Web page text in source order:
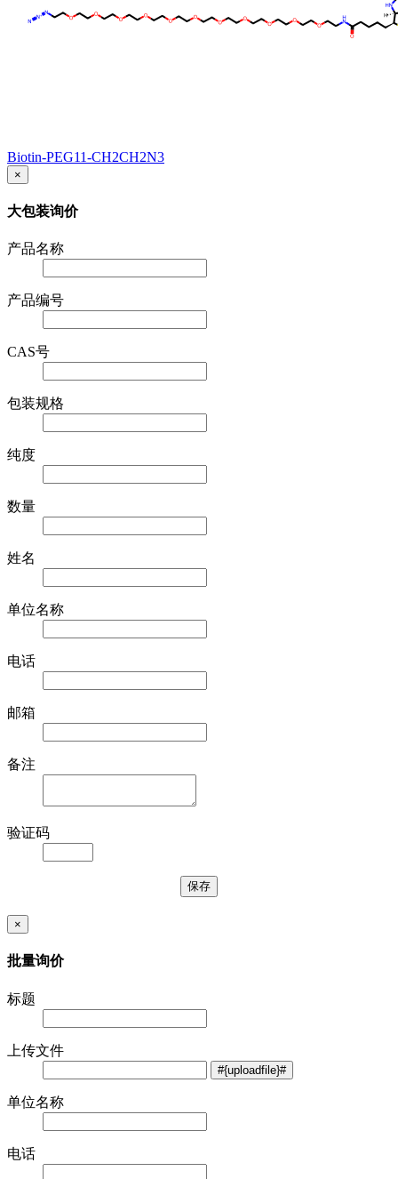
Biotin-PEG11-CH2CH2N3
×
大包装询价
产品名称
产品编号
CAS号
包装规格
纯度
数量
姓名
单位名称
电话
邮箱
备注
验证码
×
批量询价
标题
上传文件
单位名称
电话